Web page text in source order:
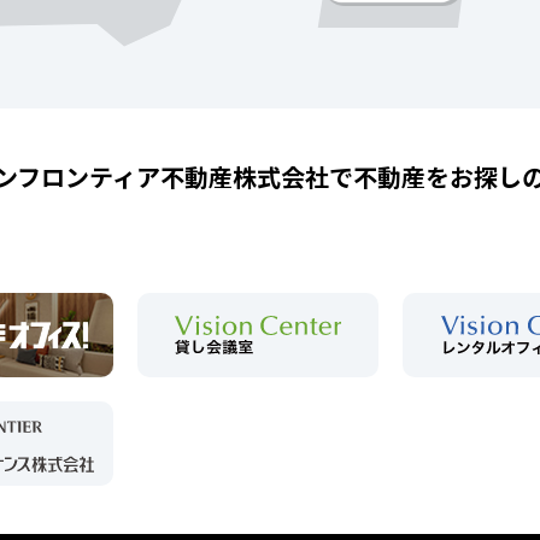
フロンティア不動産株式会社で不動産をお探し